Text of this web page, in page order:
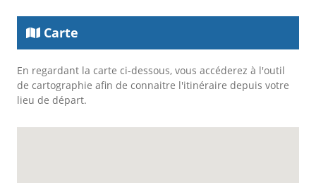
Carte
En regardant la carte ci-dessous, vous accéderez à l'outil
de cartographie afin de connaitre l'itinéraire depuis votre
lieu de départ.